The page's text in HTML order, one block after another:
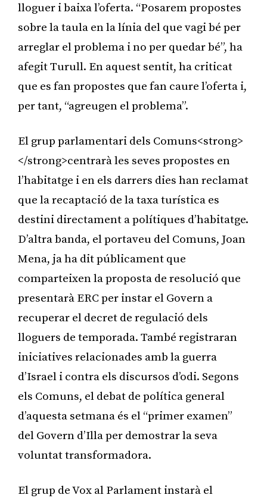
lloguer i baixa l’oferta. “Posarem propostes
sobre la taula en la línia del que vagi bé per
arreglar el problema i no per quedar bé”, ha
afegit Turull. En aquest sentit, ha criticat
que es fan propostes que fan caure l’oferta i,
per tant, “agreugen el problema”.
El grup parlamentari dels Comuns<strong>
</strong>centrarà les seves propostes en
l’habitatge i en els darrers dies han reclamat
que la recaptació de la taxa turística es
destini directament a polítiques d’habitatge.
D’altra banda, el portaveu del Comuns, Joan
Mena, ja ha dit públicament que
comparteixen la proposta de resolució que
presentarà ERC per instar el Govern a
recuperar el decret de regulació dels
lloguers de temporada. També registraran
iniciatives relacionades amb la guerra
d’Israel i contra els discursos d’odi. Segons
els Comuns, el debat de política general
d’aquesta setmana és el “primer examen”
del Govern d’Illa per demostrar la seva
voluntat transformadora.
El grup de Vox al Parlament instarà el